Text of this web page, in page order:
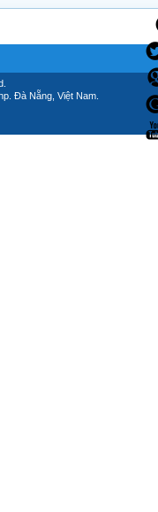
Đà Nẵng, Việt Nam.